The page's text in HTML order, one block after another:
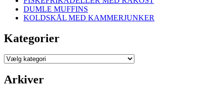
DUMLE MUFFINS
KOLDSKÅL MED KAMMERJUNKER
Kategorier
Kategorier
Arkiver